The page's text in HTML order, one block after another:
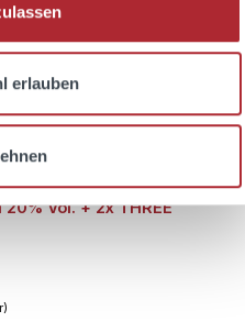
erlauben
Vol. + 2x THREE